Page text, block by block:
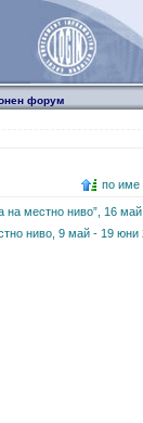
форум
по име
на местно ниво”, 16 май
ниво, 9 май - 19 юни